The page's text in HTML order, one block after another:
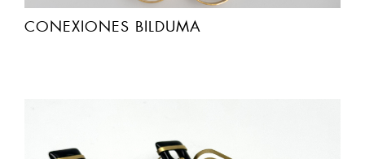
CONEXIONES BILDUMA